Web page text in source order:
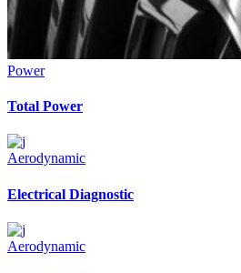
Power
Total Power
Aerodynamic
Electrical Diagnostic
Aerodynamic